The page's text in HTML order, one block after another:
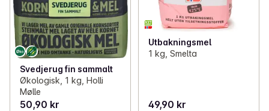
Svedjerug fin sammalt
Økologisk, 1 kg, Holli
Mølle
50,90 kr
Utbakningsmel
1 kg, Smelta
49,90 kr